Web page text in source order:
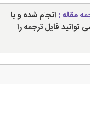
مقاله : انجام شده و با
توانید فایل ترجمه را